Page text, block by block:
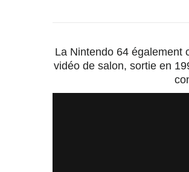
La Nintendo 64 également
vidéo de salon, sortie en